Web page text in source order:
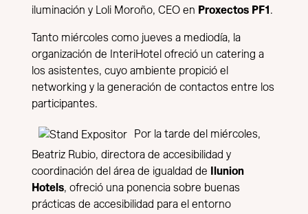
iluminación y Loli Moroño, CEO en Proxectos PF1 .
Tanto miércoles como jueves a mediodía, la
organización de InteriHotel ofreció un catering a
los asistentes, cuyo ambiente propició el
networking y la generación de contactos entre los
participantes.
Por la tarde del miércoles,
Beatriz Rubio, directora de accesibilidad y
coordinación del área de igualdad de
Ilunion
Hotels, ofreció una ponencia sobre buenas
prácticas de accesibilidad para el entorno